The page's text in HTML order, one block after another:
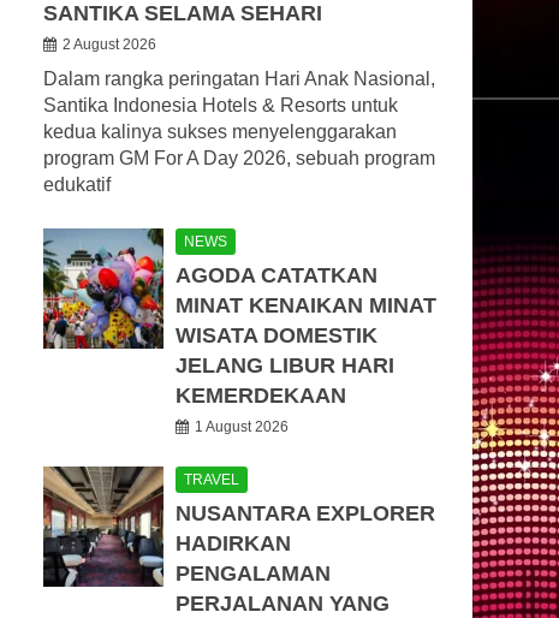
SANTIKA SELAMA SEHARI
2 August 2026
Dalam rangka peringatan Hari Anak Nasional,
Santika Indonesia Hotels & Resorts untuk
kedua kalinya sukses menyelenggarakan
program GM For A Day 2026, sebuah program
edukatif
NEWS
AGODA CATATKAN
MINAT KENAIKAN MINAT
WISATA DOMESTIK
JELANG LIBUR HARI
KEMERDEKAAN
1 August 2026
TRAVEL
NUSANTARA EXPLORER
HADIRKAN
PENGALAMAN
PERJALANAN YANG